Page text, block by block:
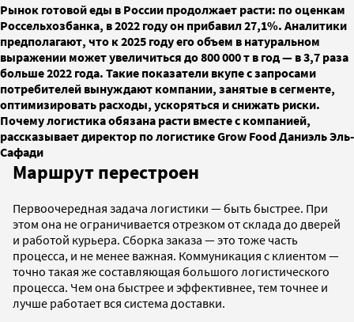
Рынок готовой еды в России продолжает расти: по оценкам
Россельхозбанка, в 2022 году он прибавил 27,1%. Аналитики
предполагают, что к 2025 году его объем в натуральном
выражении может увеличиться до 800 000 т в год — в 3,7 раза
больше 2022 года. Такие показатели вкупе с запросами
потребителей вынуждают компании, занятые в сегменте,
оптимизировать расходы, ускоряться и снижать риски.
Почему логистика обязана расти вместе с компанией,
рассказывает директор по логистике Grow Food Даниэль Эль-
Сафади
Маршрут перестроен
Первоочередная задача логистики — быть быстрее. При
этом она не ограничивается отрезком от склада до дверей
и работой курьера. Сборка заказа — это тоже часть
процесса, и не менее важная. Коммуникация с клиентом —
точно такая же составляющая большого логистического
процесса. Чем она быстрее и эффективнее, тем точнее и
лучше работает вся система доставки.